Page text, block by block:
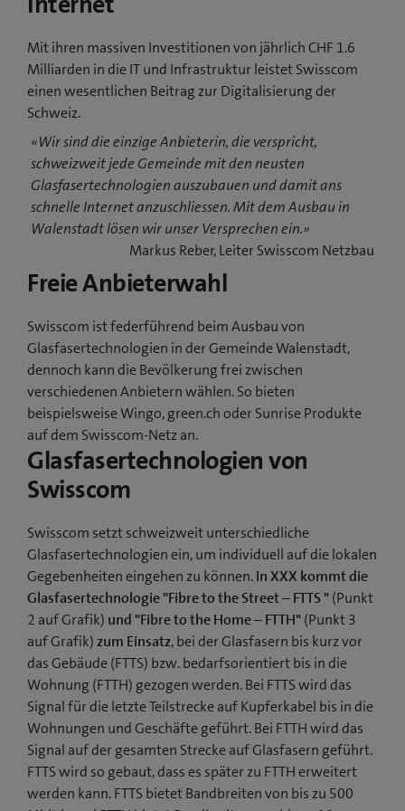
Mit ihren massiven Investitionen von jährlich CHF 1.6
Milliarden in die IT und Infrastruktur leistet Swisscom
einen wesentlichen Beitrag zur Digitalisierung der
Schweiz.
«Wir sind die einzige Anbieterin, die verspricht,
schweizweit jede Gemeinde mit den neusten
Glasfasertechnologien auszubauen und damit ans
schnelle Internet anzuschliessen. Mit dem Ausbau in
Walenstadt lösen wir unser Versprechen ein.»
Markus Reber, Leiter Swisscom Netzbau
Freie Anbieterwahl
Swisscom ist federführend beim Ausbau von
Glasfasertechnologien in der Gemeinde Walenstadt,
dennoch kann die Bevölkerung frei zwischen
verschiedenen Anbietern wählen. So bieten
beispielsweise Wingo, green.ch oder Sunrise Produkte
auf dem Swisscom-Netz an.
Glasfasertechnologien von
Swisscom
Swisscom setzt schweizweit unterschiedliche
Glasfasertechnologien ein, um individuell auf die lokalen
Gegebenheiten eingehen zu können.In XXX kommt die
Glasfasertechnologie "Fibre to the Street – FTTS "(Punkt
2 auf Grafik) und "Fibre to the Home – FTTH"(Punkt 3
auf Grafik)zum Einsatz, bei der Glasfasern bis kurz vor
das Gebäude (FTTS) bzw. bedarfsorientiert bis in die
Wohnung (FTTH) gezogen werden. Bei FTTS wird das
Signal für die letzte Teilstrecke auf Kupferkabel bis in die
Wohnungen und Geschäfte geführt. Bei FTTH wird das
Signal auf der gesamten Strecke auf Glasfasern geführt.
FTTS wird so gebaut, dass es später zu FTTH erweitert
werden kann. FTTS bietet Bandbreiten von bis zu 500